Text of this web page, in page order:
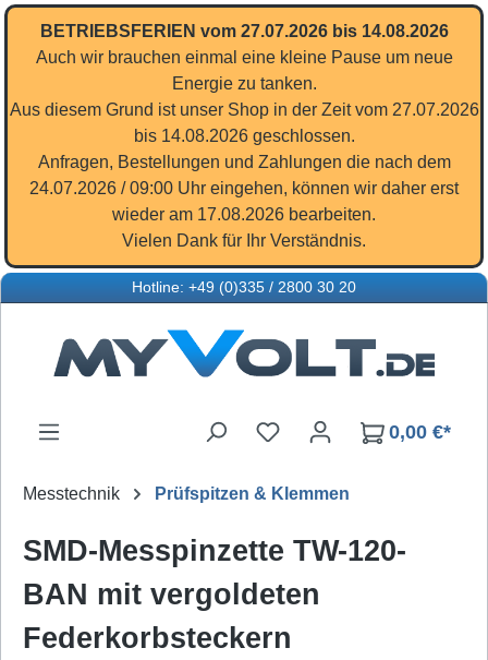
Zum Hauptinhalt springen
BETRIEBSFERIEN vom 27.07.2026 bis 14.08.2026
Auch wir brauchen einmal eine kleine Pause um neue
Energie zu tanken.
Aus diesem Grund ist unser Shop in der Zeit vom 27.07.2026
bis 14.08.2026 geschlossen.
Anfragen, Bestellungen und Zahlungen die nach dem
24.07.2026 / 09:00 Uhr eingehen, können wir daher erst
wieder am 17.08.2026 bearbeiten.
Vielen Dank für Ihr Verständnis.
Hotline: +49 (0)335 / 2800 30 20
Du hast 0 Produkte auf
0,00 €*
Messtechnik Prüfspitzen & Klemmen
SMD-Messpinzette TW-120-
BAN mit vergoldeten
Federkorbsteckern